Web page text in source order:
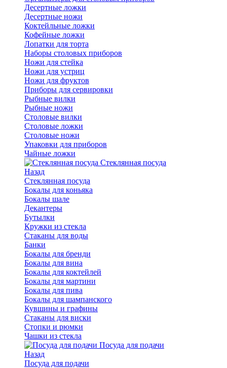
Десертные ложки
Десертные ножи
Коктейльные ложки
Кофейные ложки
Лопатки для торта
Наборы столовых приборов
Ножи для стейка
Ножи для устриц
Ножи для фруктов
Приборы для сервировки
Рыбные вилки
Рыбные ножи
Столовые вилки
Столовые ложки
Столовые ножи
Упаковки для приборов
Чайные ложки
Стеклянная посуда
Назад
Стеклянная посуда
Бокалы для коньяка
Бокалы шале
Декантеры
Бутылки
Кружки из стекла
Стаканы для воды
Банки
Бокалы для бренди
Бокалы для вина
Бокалы для коктейлей
Бокалы для мартини
Бокалы для пива
Бокалы для шампанского
Кувшины и графины
Стаканы для виски
Стопки и рюмки
Чашки из стекла
Посуда для подачи
Назад
Посуда для подачи